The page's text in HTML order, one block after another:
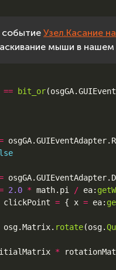
Узел.Касание
мыши в
== bit_or(osgGA.
osgGA.GUIEventAdapter.
osgGA.GUIEventAdapter.
2.0 * math.pi / ea:
clickPoint = { x = ea:
osg.Matrix. rotate(osg.
*